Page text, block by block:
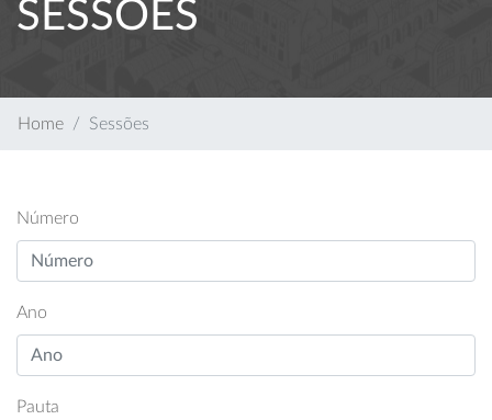
SESSÕES
Home Sessões
Número
Ano
Pauta